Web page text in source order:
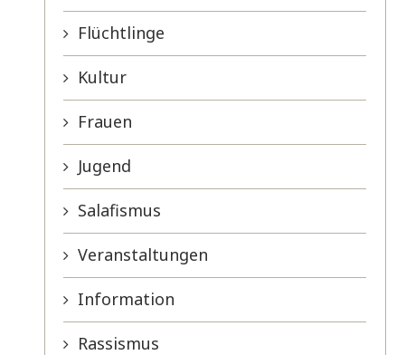
Flüchtlinge
Kultur
Frauen
Jugend
Salafismus
Veranstaltungen
Information
Rassismus